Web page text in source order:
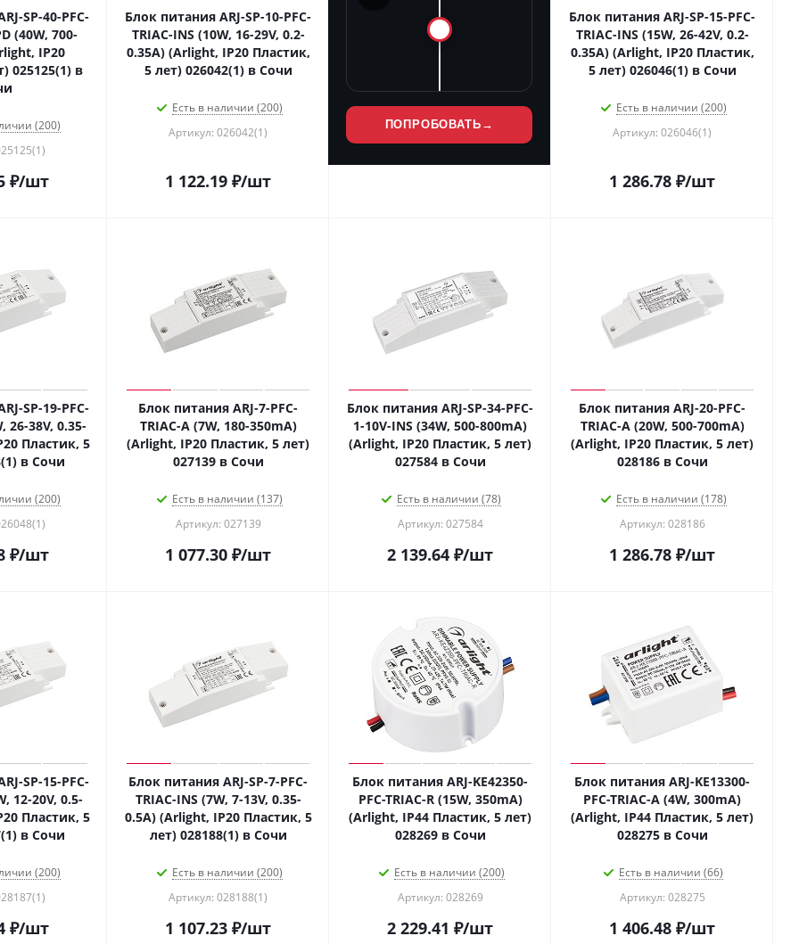
SP-40-PFC-
(40W, 700-
IP20
025125(1) в
(200)
₽/шт
Блок питания ARJ-SP-10-PFC-
TRIAC-INS (10W, 16-29V, 0.2-
0.35A) (Arlight, IP20 Пластик,
5 лет) 026042(1) в Сочи
Есть в наличии (200)
Артикул: 026042(1)
1 122.19 ₽/шт
ПОПРОБОВАТЬ →
Блок питания ARJ-SP-15-PFC-
TRIAC-INS (15W, 26-42V, 0.2-
0.35A) (Arlight, IP20 Пластик,
5 лет) 026046(1) в Сочи
Есть в наличии (200)
Артикул: 026046(1)
1 286.78 ₽/шт
SP-19-PFC-
26-38V, 0.35-
Пластик, 5
в Сочи
(200)
₽/шт
Блок питания ARJ-7-PFC-
TRIAC-A (7W, 180-350mA)
(Arlight, IP20 Пластик, 5 лет)
027139 в Сочи
Есть в наличии (137)
Артикул: 027139
1 077.30 ₽/шт
Блок питания ARJ-SP-34-PFC-
1-10V-INS (34W, 500-800mA)
(Arlight, IP20 Пластик, 5 лет)
027584 в Сочи
Есть в наличии (78)
Артикул: 027584
2 139.64 ₽/шт
Блок питания ARJ-20-PFC-
TRIAC-A (20W, 500-700mA)
(Arlight, IP20 Пластик, 5 лет)
028186 в Сочи
Есть в наличии (178)
Артикул: 028186
1 286.78 ₽/шт
SP-15-PFC-
12-20V, 0.5-
Пластик, 5
в Сочи
(200)
₽/шт
Блок питания ARJ-SP-7-PFC-
TRIAC-INS (7W, 7-13V, 0.35-
0.5A) (Arlight, IP20 Пластик, 5
лет) 028188(1) в Сочи
Есть в наличии (200)
Артикул: 028188(1)
1 107.23 ₽/шт
Блок питания ARJ-KE42350-
PFC-TRIAC-R (15W, 350mA)
(Arlight, IP44 Пластик, 5 лет)
028269 в Сочи
Есть в наличии (200)
Артикул: 028269
2 229.41 ₽/шт
Блок питания ARJ-KE13300-
PFC-TRIAC-A (4W, 300mA)
(Arlight, IP44 Пластик, 5 лет)
028275 в Сочи
Есть в наличии (66)
Артикул: 028275
1 406.48 ₽/шт